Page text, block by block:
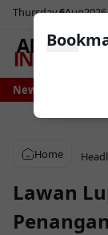
Thursday6Aug2026
News
Bone Bersiap
Home
Lawan